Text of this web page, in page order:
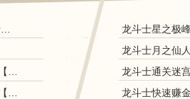
龙斗士光翼降临 挑战光翼守护者【视频】
龙斗士魔龙法师挑战光翼守护者【视频】
龙斗士风龙射手挑战光翼守护者【视频】
龙斗士通关迷
龙斗士快速赚